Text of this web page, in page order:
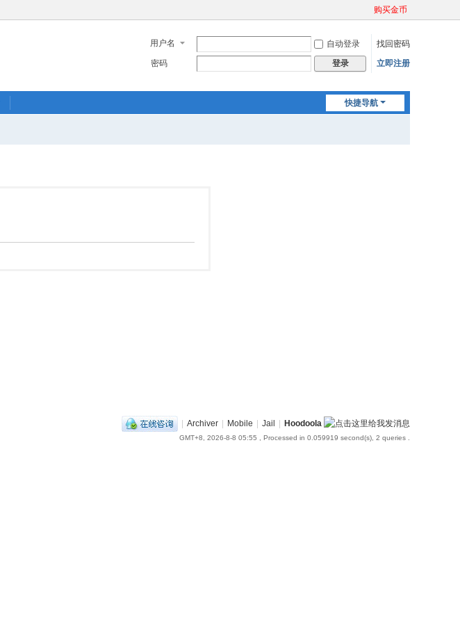
购买金币
用户名 自动登录
找回密码
密码
登录 立即注册
快捷导航
| Archiver | Mobile | Jail | Hoodoola
GMT+8, 2026-8-8 05:55 , Processed in 0.059919 second(s), 2 queries .